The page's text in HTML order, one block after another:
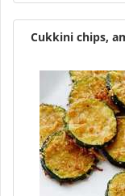
Cukkini chips,